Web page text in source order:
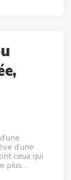
d’une
ceux qui
plus…